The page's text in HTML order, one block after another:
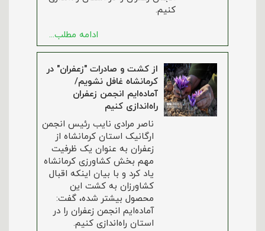
کنیم.
ادامه مطلب...
از کشت و صادرات "زعفران" در
کرمانشاه غافل نشویم/
آماده‌ایم انجمن زعفران
راه‌اندازی کنیم
ناصر مرادی نایب رئیس انجمن
ارگانیک استان کرمانشاه از
زعفران به عنوان یک ظرفیت
مهم بخش کشاورزی کرمانشاه
یاد کرد و با بیان اینکه اقبال
کشاورزان به کشت این
محصول بیشتر شده، گفت:
آماده‌ایم انجمن زعفران را در
استان راه‌اندازی کنیم.